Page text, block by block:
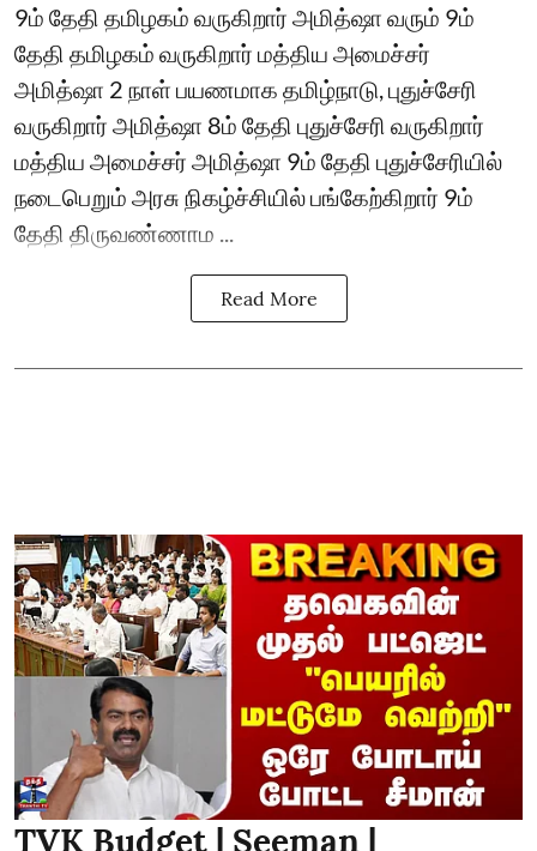
9ம் தேதி தமிழகம் வருகிறார் அமித்ஷா வரும் 9ம்
தேதி தமிழகம் வருகிறார் மத்திய அமைச்சர்
அமித்ஷா 2 நாள் பயணமாக தமிழ்நாடு, புதுச்சேரி
வருகிறார் அமித்ஷா 8ம் தேதி புதுச்சேரி வருகிறார்
மத்திய அமைச்சர் அமித்ஷா 9ம் தேதி புதுச்சேரியில்
நடைபெறும் அரசு நிகழ்ச்சியில் பங்கேற்கிறார் 9ம்
தேதி திருவண்ணாம ...
Read More
TVK Budget | Seeman |